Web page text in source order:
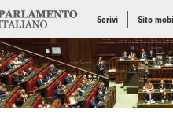
Scrivi Sito